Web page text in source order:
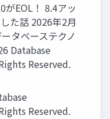
がEOL！ 8.4アッ
た話 2026年2月
タベーステクノ
Database
Reserved.
Reserved.